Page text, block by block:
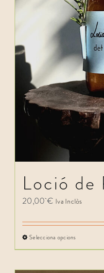
Loció de
20,00€ Iva Inclòs
Selecciona opcions